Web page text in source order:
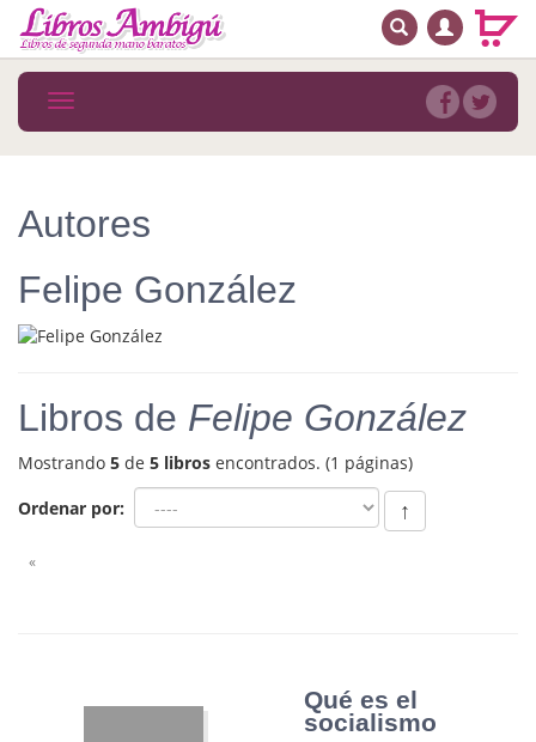
MENÚ PRINCIPAL
Novedades
MATERIAS
Arte
Astrología. Ocultismo
BUSCAR
Toggle
navigation
Autores
Felipe González
Libros de Felipe González
Mostrando 5 de 5 libros encontrados. (1 páginas)
Ordenar por:
↑
«
Qué es el
socialismo